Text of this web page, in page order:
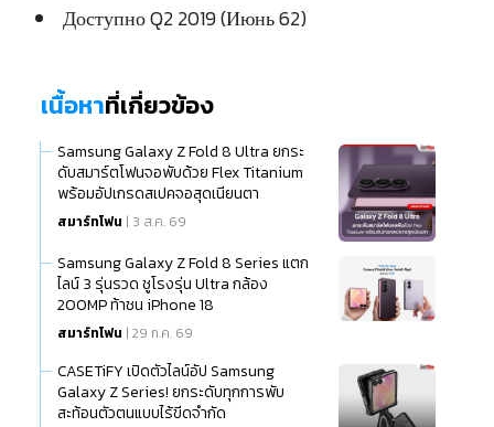
Доступно Q2 2019 (Июнь 62)
เนื้อหาที่เกี่ยวข้อง
Samsung Galaxy Z Fold 8 Ultra ยกระ
ดับสมาร์ตโฟนจอพับด้วย Flex Titanium
พร้อมอัปเกรดสเปคจอสุดเนียนตา
สมาร์ทโฟน | 3 ส.ค. 69
Samsung Galaxy Z Fold 8 Series แตก
ไลน์ 3 รุ่นรวด ชูโรงรุ่น Ultra กล้อง
200MP ท้าชน iPhone 18
สมาร์ทโฟน | 29 ก.ค. 69
CASETiFY เปิดตัวไลน์อัป Samsung
Galaxy Z Series! ยกระดับทุกการพับ
สะท้อนตัวตนแบบไร้ขีดจำกัด